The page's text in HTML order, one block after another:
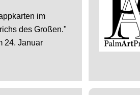
im
des Großen."
24. Januar